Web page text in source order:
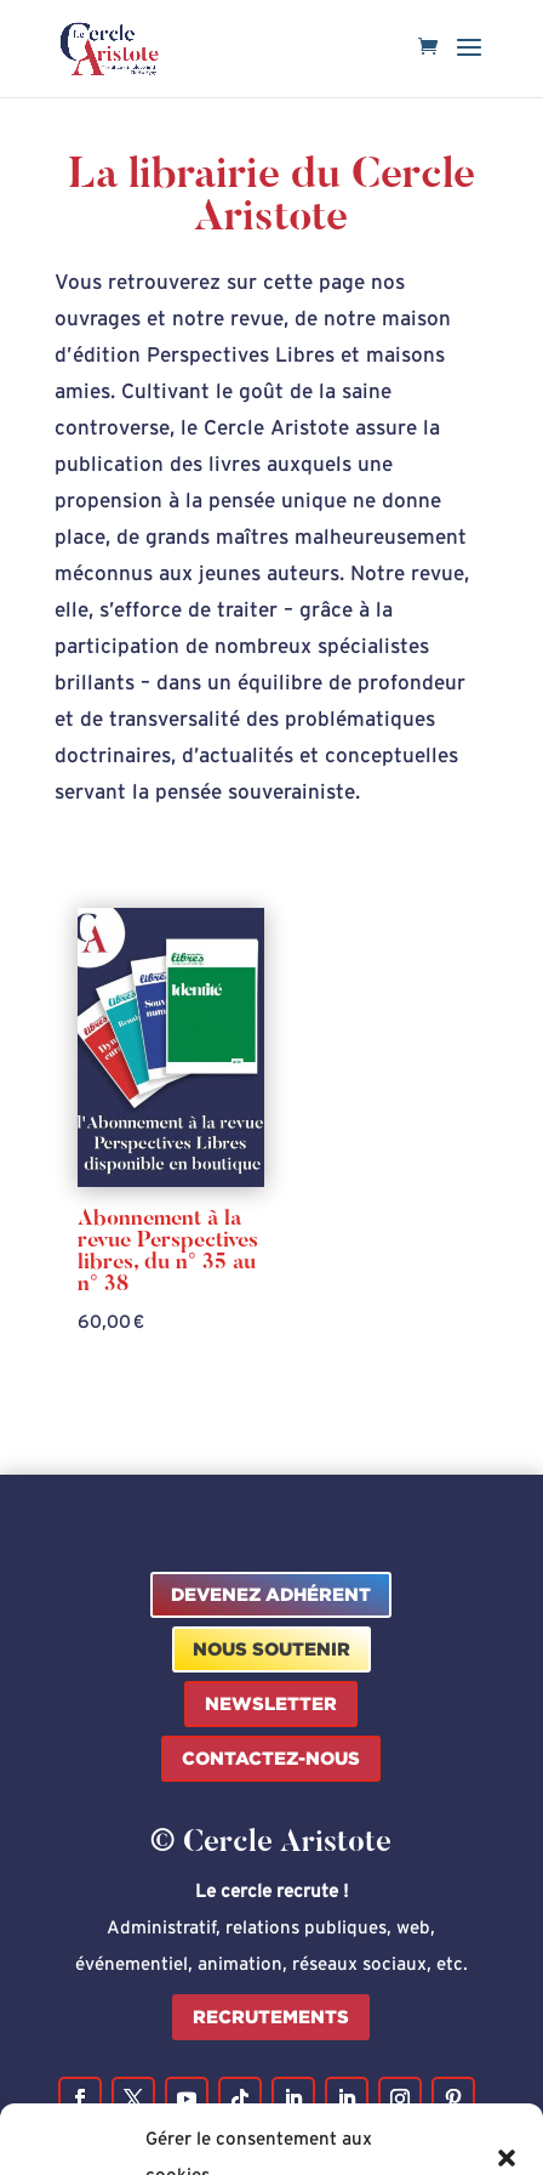
Gérer le consentement aux
La librairie du Cercle
Aristote
Vous retrouverez sur cette page nos
ouvrages et notre revue, de notre maison
d’édition Perspectives Libres et maisons
amies. Cultivant le goût de la saine
controverse, le Cercle Aristote assure la
publication des livres auxquels une
propension à la pensée unique ne donne
place, de grands maîtres malheureusement
méconnus aux jeunes auteurs. Notre revue,
elle, s’efforce de traiter – grâce à la
participation de nombreux spécialistes
brillants – dans un équilibre de profondeur
et de transversalité des problématiques
doctrinaires, d’actualités et conceptuelles
servant la pensée souverainiste.
Abonnement à la
revue Perspectives
libres, du n° 35 au
n° 38
60,00€
DEVENEZ ADHÉRENT
NOUS SOUTENIR
NEWSLETTER
CONTACTEZ-NOUS
© Cercle Aristote
Le cercle recrute !
Administratif, relations publiques, web,
événementiel, animation, réseaux sociaux, etc.
RECRUTEMENTS